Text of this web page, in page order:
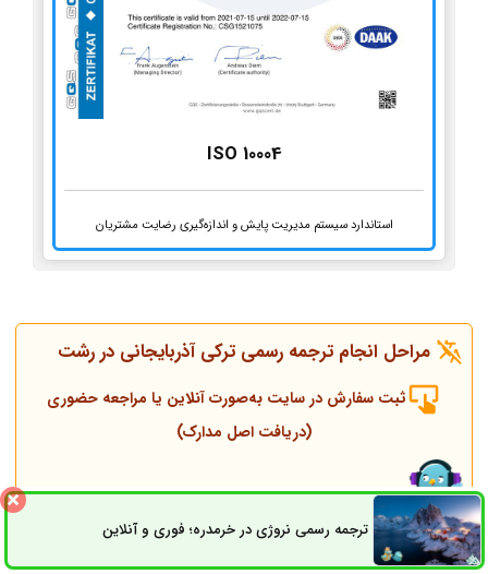
ISO 10004
استاندارد سیستم مدیریت پایش و اندازه‌گیری رضایت مشتریان
مراحل انجام ترجمه رسمی ترکی آذربایجانی در رشت
ثبت سفارش در سایت به‌صورت آنلاین یا مراجعه حضوری
(دریافت اصل مدارک)
تماس همکاران و مشاوره قبل از انجام ترجمه
انجام ترجمه، مهر و پلمپ توسط مترجم رسمی
ترجمه رسمی نروژی در خرمدره؛ فوری و آنلاینثبت سفارش راه های ارتباطی